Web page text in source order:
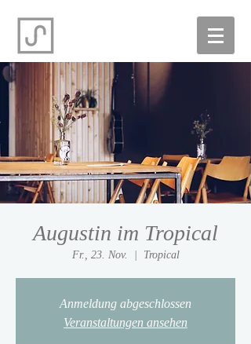
Augustin im Tropical
Fr., 23. Nov. Tropical
Anmeldung abgeschlossen
Veranstaltungen ansehen